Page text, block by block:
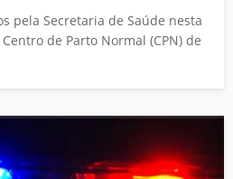
pela Secretaria de Saúde nesta
de Parto Normal (CPN) de